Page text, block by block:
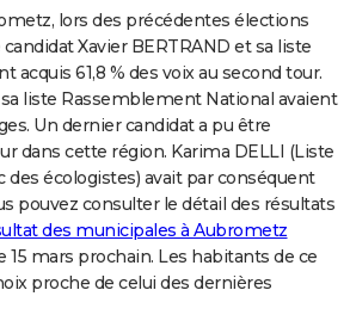
lors des précédentes élections
Xavier BERTRAND et sa liste
acquis 61,8 % des voix au second tour.
liste Rassemblement National avaient
Un dernier candidat a pu être
dans cette région. Karima DELLI (Liste
des écologistes) avait par conséquent
pouvez consulter le détail des résultats
des municipales à Aubrometz
15 mars prochain. Les habitants de ce
proche de celui des dernières